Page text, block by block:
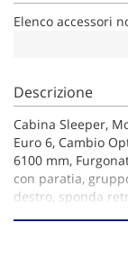
Elenco accessori
Descrizione
Cabina Sleeper,
Euro 6, Cambio
6100 mm,
con paratia,
destro, sponda
1.033.963
KM), Portata utile: